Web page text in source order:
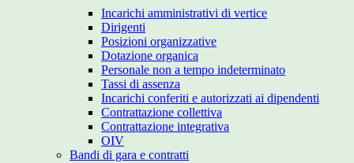
Incarichi amministrativi di vertice
Dirigenti
Posizioni organizzative
Dotazione organica
Personale non a tempo indeterminato
Tassi di assenza
Incarichi conferiti e autorizzati ai dipendenti
Contrattazione collettiva
Contrattazione integrativa
OIV
Bandi di gara e contratti